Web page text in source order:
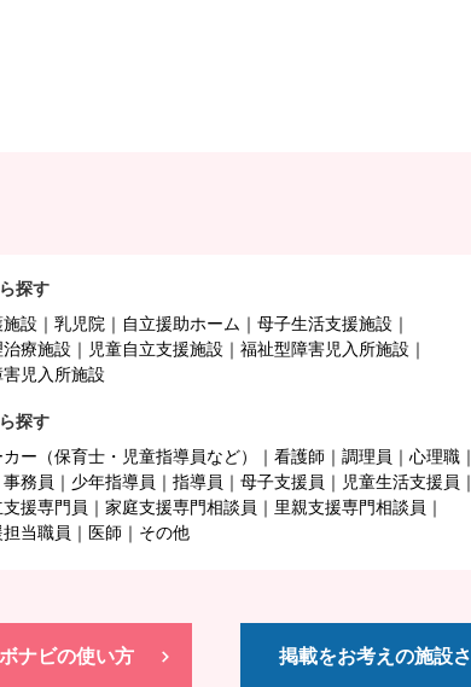
探す
施設
乳児院 自立援助ホーム
母子生活支援施設
療施設
児童自立支援施設
福祉型障害児入所施設
害児入所施設
探す
ー（保育士・児童指導員など）
看護師 調理員
心理職
事務員 少年指導員 指導員 母子支援員
児童生活支援員
援専門員
家庭支援専門相談員
里親支援専門相談員
当職員
医師 その他
ナビの使い方 掲載をお考えの施設